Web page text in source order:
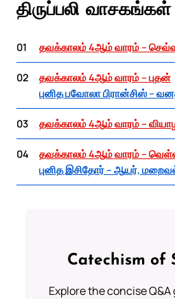
திருப்பலி
01 தவக்காலம் 4ஆம் வாரம் –
02
தவக்காலம் 4ஆம் வாரம் – புதன்
புனித பவோலா பிரான்சிஸ் –
03 தவக்காலம் 4ஆம் வாரம் –
04
தவக்காலம் 4ஆம் வாரம் –
புனித இசிதோர் – ஆயர்,
Catechism of
Explore the concise